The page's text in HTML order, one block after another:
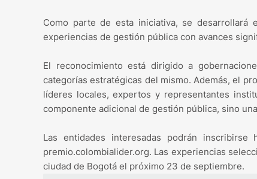
Como parte de esta iniciativa, se desarrollará
experiencias de gestión pública con avances
El reconocimiento está dirigido a
categorías estratégicas del mismo. Además, el
líderes locales, expertos y representantes
componente adicional de gestión pública, sino
Las entidades interesadas podrán
premio.colombialider.org. Las experiencias
ciudad de Bogotá el próximo 23 de septiembre.